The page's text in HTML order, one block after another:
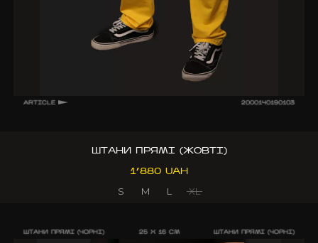
ARTICLE 2000140190103
ШТАНИ ПРЯМІ (ЖОВТІ)
1’880 UAH
S
M L XL
ШТАНИ ПРЯМІ (ЧОРНІ) 25 X 16 CM ШТАНИ ПРЯМІ (ЧОРНІ)